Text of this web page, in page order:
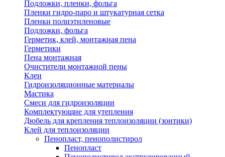
Подложки, пленки, фольга
Пленки гидро-паро и штукатурная сетка
Пленки полиэтиленовые
Подложки, фольга
Герметик, клей, монтажная пена
Герметики
Пена монтажная
Очистители монтажной пены
Клеи
Гидроизоляционные материалы
Мастика
Смеси для гидроизоляции
Комплектующие для утепления
Дюбель для крепления теплоизоляции (зонтики)
Клей для теплоизоляции
Пенопласт, пенополистирол
Пенопласт